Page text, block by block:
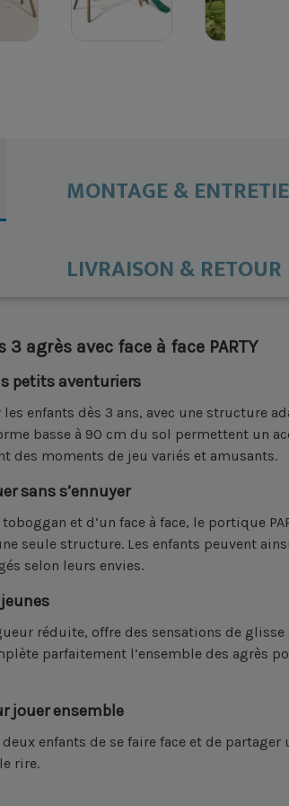
MONTAGE &
LIVRAISON & RETOUR
agrès avec face à face PARTY
petits aventuriers
enfants dès 3 ans, avec une structure
basse à 90 cm du sol permettent un
des moments de jeu variés et amusants.
sans s’ennuyer
et d’un face à face, le portique
seule structure. Les enfants peuvent
selon leurs envies.
réduite, offre des sensations de glisse
parfaitement l’ensemble des agrès
jouer ensemble
enfants de se faire face et de
rire.